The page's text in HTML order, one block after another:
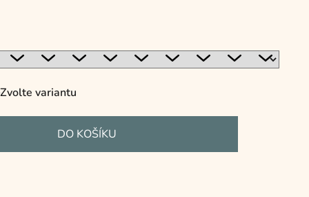
Zvolte variantu
DO KOŠÍKU